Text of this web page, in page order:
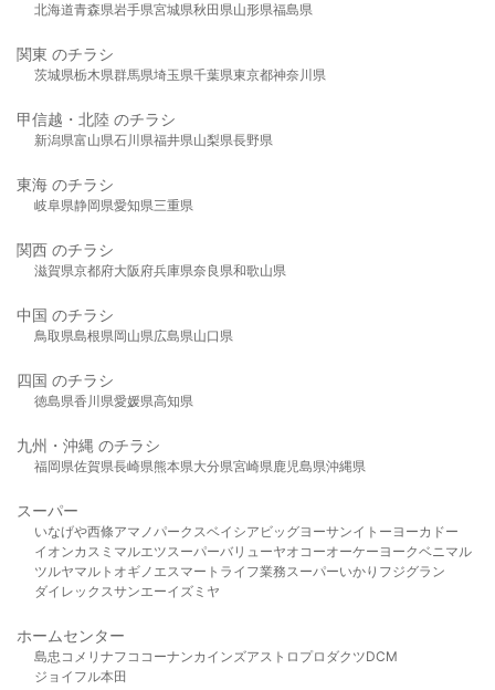
北海道青森県岩手県宮城県秋田県山形県福島県
関東 のチラシ
茨城県栃木県群馬県埼玉県千葉県東京都神奈川県
甲信越・北陸 のチラシ
新潟県富山県石川県福井県山梨県長野県
東海 のチラシ
岐阜県静岡県愛知県三重県
関西 のチラシ
滋賀県京都府大阪府兵庫県奈良県和歌山県
中国 のチラシ
鳥取県島根県岡山県広島県山口県
四国 のチラシ
徳島県香川県愛媛県高知県
九州・沖縄 のチラシ
福岡県佐賀県長崎県熊本県大分県宮崎県鹿児島県沖縄県
スーパー
いなげや西條アマノパークスベイシア ビッグヨーサンイトーヨーカドー
イオンカスミ マルエツスーパーバリューヤオコーオーケー ヨークベニマル
ツルヤマルト オギノ エスマート ライフ業務スーパーいかり フジグラン
ダイレックスサンエーイズミヤ
ホームセンター
島忠 コメリ ナフコ コーナンカインズアストロプロダクツDCM
ジョイフル本田